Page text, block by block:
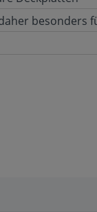
besonders